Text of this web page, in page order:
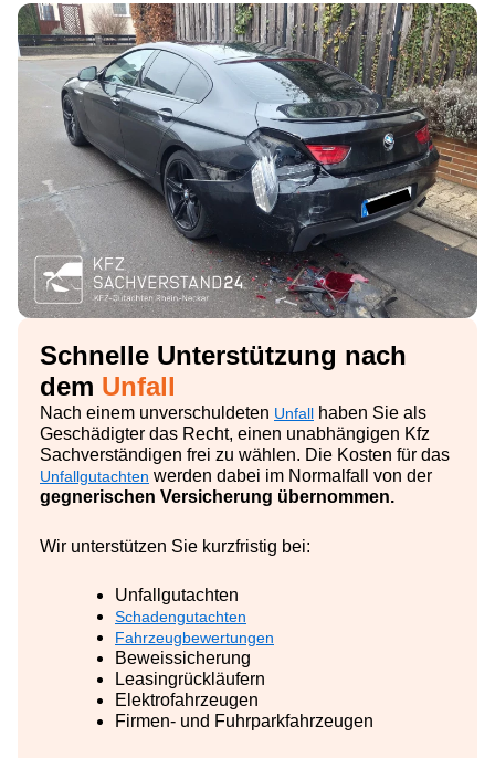
Schnelle Unterstützung nach
dem Unfall
Nach einem unverschuldeten Unfall haben Sie als
Geschädigter das Recht, einen unabhängigen Kfz
Sachverständigen frei zu wählen. Die Kosten für das
Unfallgutachten werden dabei im Normalfall von der
gegnerischen Versicherung übernommen.
Wir unterstützen Sie kurzfristig bei:
Unfallgutachten
Schadengutachten
Fahrzeugbewertungen
Beweissicherung
Leasingrückläufern
Elektrofahrzeugen
Firmen- und Fuhrparkfahrzeugen